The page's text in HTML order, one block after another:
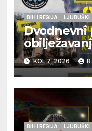
BIH I REGIJA LJUBUŠKI
Dvodnevni
pogibije
Kraljevića i
pripadnika
KOL 7, 2026
BIH I REGIJA LJUBUŠKI